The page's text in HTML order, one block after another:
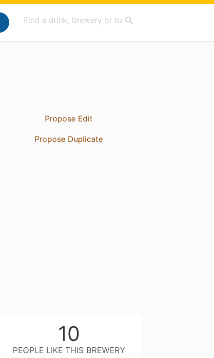
Propose Edit
Propose Duplicate
10
PEOPLE LIKE THIS BREWERY